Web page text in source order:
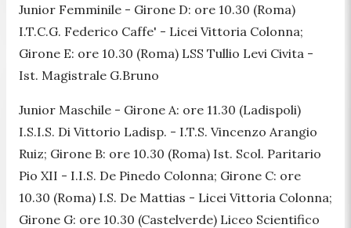
Junior Femminile - Girone D: ore 10.30 (Roma)
I.T.C.G. Federico Caffe' - Licei Vittoria Colonna;
Girone E: ore 10.30 (Roma) LSS Tullio Levi Civita -
Ist. Magistrale G.Bruno
Junior Maschile - Girone A: ore 11.30 (Ladispoli)
I.S.I.S. Di Vittorio Ladisp. - I.T.S. Vincenzo Arangio
Ruiz; Girone B: ore 10.30 (Roma) Ist. Scol. Paritario
Pio XII - I.I.S. De Pinedo Colonna; Girone C: ore
10.30 (Roma) I.S. De Mattias - Licei Vittoria Colonna;
Girone G: ore 10.30 (Castelverde) Liceo Scientifico